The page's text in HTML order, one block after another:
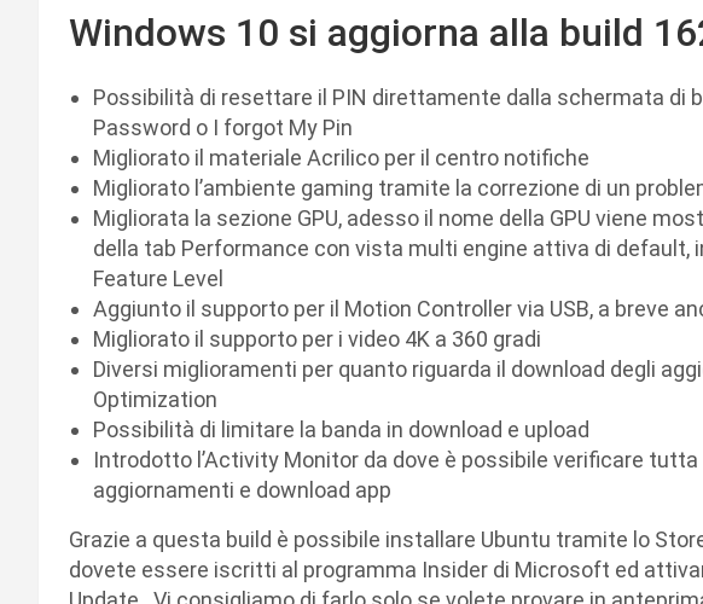
Windows 10 si aggiorna alla build
Possibilità di resettare il PIN direttamente dalla schermata di
Password o I forgot My Pin
Migliorato il materiale Acrilico per il centro notifiche
Migliorato l’ambiente gaming tramite la correzione di un
Migliorata la sezione GPU, adesso il nome della GPU viene
della tab Performance con vista multi engine attiva di default,
Feature Level
Aggiunto il supporto per il Motion Controller via USB, a breve
Migliorato il supporto per i video 4K a 360 gradi
Diversi miglioramenti per quanto riguarda il download degli
Optimization
Possibilità di limitare la banda in download e upload
Introdotto l’Activity Monitor da dove è possibile verificare
aggiornamenti e download app
Grazie a questa build è possibile installare Ubuntu tramite lo
dovete essere iscritti al programma Insider di Microsoft ed